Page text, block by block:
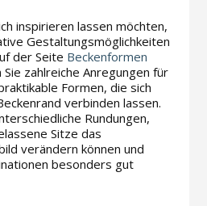
inspirieren lassen möchten,
Gestaltungsmöglichkeiten
der Seite Beckenformen
Sie zahlreiche Anregungen für
Formen, die sich
verbinden lassen.
Rundungen,
Sitze das
verändern können und
besonders gut